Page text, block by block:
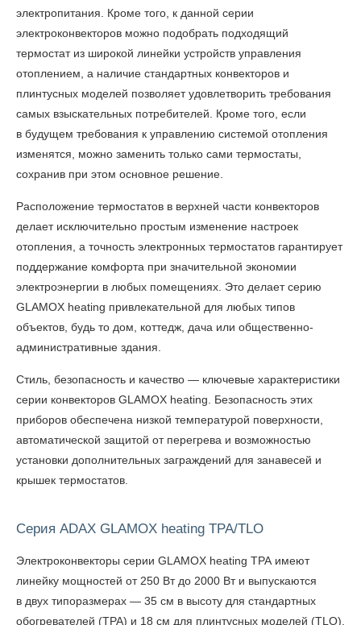
электропитания. Кроме того, к данной серии
электроконвекторов можно подобрать подходящий
термостат из широкой линейки устройств управления
отоплением, а наличие стандартных конвекторов и
плинтусных моделей позволяет удовлетворить требования
самых взыскательных потребителей. Кроме того, если
в будущем требования к управлению системой отопления
изменятся, можно заменить только сами термостаты,
сохранив при этом основное решение.
Расположение термостатов в верхней части конвекторов
делает исключительно простым изменение настроек
отопления, а точность электронных термостатов гарантирует
поддержание комфорта при значительной экономии
электроэнергии в любых помещениях. Это делает серию
GLAMOX heating привлекательной для любых типов
объектов, будь то дом, коттедж, дача или общественно-
административные здания.
Стиль, безопасность и качество — ключевые характеристики
серии конвекторов GLAMOX heating. Безопасность этих
приборов обеспечена низкой температурой поверхности,
автоматической защитой от перегрева и возможностью
установки дополнительных заграждений для занавесей и
крышек термостатов.
Серия ADAX GLAMOX heating TPA/TLO
Электроконвекторы серии GLAMOX heating TPA имеют
линейку мощностей от 250 Вт до 2000 Вт и выпускаются
в двух типоразмерах — 35 см в высоту для стандартных
обогревателей (TPA) и 18 см для плинтусных моделей (TLO).